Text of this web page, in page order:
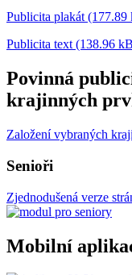
Publicita plakát (177.89
Publicita text (138.96
Povinná
krajinných
Založení vybraných
Senioři
Zjednodušená verze
Mobilní